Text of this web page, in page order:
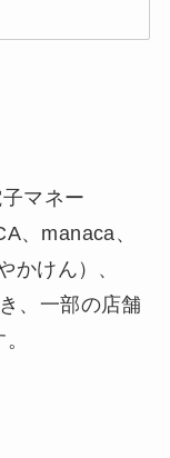
マネー
、manaca、
かけん）、
、一部の店舗